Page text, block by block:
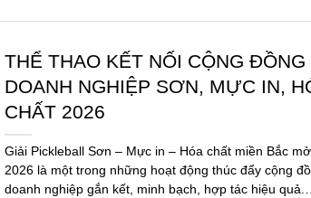
THỂ THAO KẾT NỐI CỘNG ĐỒNG
DOANH NGHIỆP SƠN, MỰC IN,
CHẤT 2026
Giải Pickleball Sơn – Mực in – Hóa chất miền Bắc
2026 là một trong những hoạt động thúc đẩy cộng
doanh nghiệp gắn kết, minh bạch, hợp tác hiệu quả.